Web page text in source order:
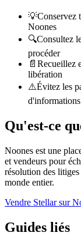
💡Conservez
Noones
🔍Consultez
procéder
📄 Recueillez
libération
⚠️Évitez les
Qu'est-ce
Noones est une
et vendeurs pour
résolution des
monde entier.
Vendre Stellar sur
Guides liés